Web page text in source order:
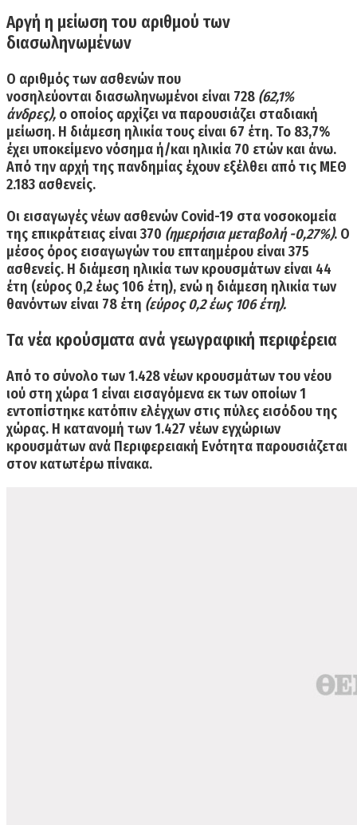
Αργή η μείωση του αριθμού των
διασωληνωμένων
Ο αριθμός των ασθενών που
νοσηλεύονται διασωληνωμένοι είναι 728 (62,1%
άνδρες), ο οποίος αρχίζει να παρουσιάζει σταδιακή
μείωση. Η διάμεση ηλικία τους είναι 67 έτη. Το 83,7%
έχει υποκείμενο νόσημα ή/και ηλικία 70 ετών και άνω.
Από την αρχή της πανδημίας έχουν εξέλθει από τις ΜΕΘ
2.183 ασθενείς.
Οι εισαγωγές νέων ασθενών Covid-19 στα νοσοκομεία
της επικράτειας είναι370 (ημερήσια μεταβολή -0,27%). Ο
μέσος όρος εισαγωγών του επταημέρου είναι 375
ασθενείς. Η διάμεση ηλικία των κρουσμάτων είναι 44
έτη (εύρος 0,2 έως 106 έτη), ενώ η διάμεση ηλικία των
θανόντων είναι 78 έτη (εύρος 0,2 έως 106 έτη).
Τα νέα κρούσματα ανά γεωγραφική περιφέρεια
Από το σύνολο των 1.428 νέων κρουσμάτων του νέου
ιού στη χώρα 1 είναι εισαγόμενα εκ των οποίων 1
εντοπίστηκε κατόπιν ελέγχων στις πύλες εισόδου της
χώρας. Η κατανομή των 1.427 νέων εγχώριων
κρουσμάτων ανά Περιφερειακή Ενότητα παρουσιάζεται
στον κατωτέρω πίνακα.